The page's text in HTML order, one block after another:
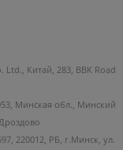
Китай, 283, BBK Road
Минская обл., Минский
220012, РБ, г.Минск, ул.